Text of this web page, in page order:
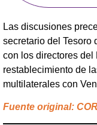
Las discusiones
secretario del Tesoro
con los directores del
restablecimiento de
multilaterales con
Fuente original: